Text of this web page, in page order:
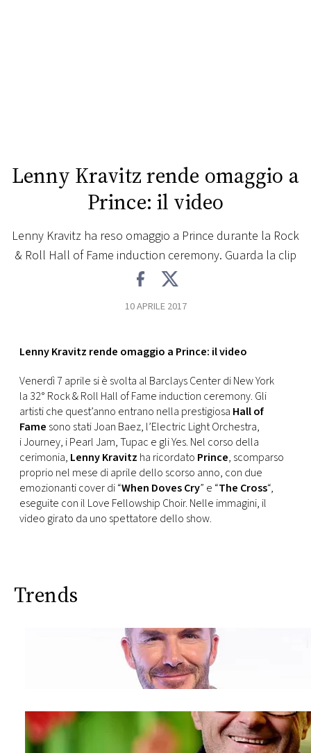
PRINCIPATO
DI
MONACO
Lenny Kravitz rende omaggio a
Prince: il video
Lenny Kravitz ha reso omaggio a Prince durante la Rock
& Roll Hall of Fame induction ceremony. Guarda la clip
10 APRILE 2017
Lenny Kravitz rende omaggio a Prince: il video
Venerdì 7 aprile si è svolta al Barclays Center di New York
la 32° Rock & Roll Hall of Fame induction ceremony. Gli
artisti che quest’anno entrano nella prestigiosa Hall of
Fame sono stati Joan Baez, l’Electric Light Orchestra,
i Journey, i Pearl Jam, Tupac e gli Yes. Nel corso della
cerimonia, Lenny Kravitz ha ricordato Prince, scomparso
proprio nel mese di aprile dello scorso anno, con due
emozionanti cover di “When Doves Cry” e “The Cross“,
eseguite con il Love Fellowship Choir. Nelle immagini, il
video girato da uno spettatore dello show.
Trends